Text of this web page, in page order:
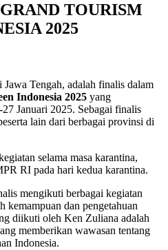
TOURISM
2025
Tengah, adalah finalis dalam
Indonesia 2025 yang
Januari 2025. Sebagai finalis
lain dari berbagai provinsi di
selama masa karantina,
RI pada hari kedua karantina.
mengikuti berbagai kegiatan
kemampuan dan pengetahuan
diikuti oleh Ken Zuliana adalah
memberikan wawasan tentang
Indonesia.